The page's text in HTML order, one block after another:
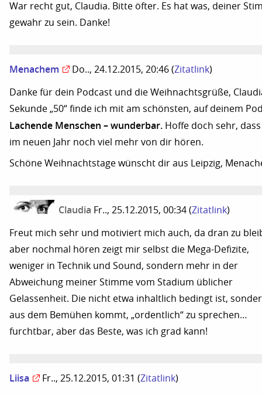
War recht gut, Claudia. Bitte öfter. Es hat was, deiner
gewahr zu sein. Danke!
Menachem Do.., 24.12.2015, 20:46 (Zitatlink)
Danke für dein Podcast und die Weihnachtsgrüße,
Sekunde „50“ finde ich mit am schönsten, auf deinem
Lachende Menschen – wunderbar. Hoffe doch sehr,
im neuen Jahr noch viel mehr von dir hören.
Schöne Weihnachtstage wünscht dir aus Leipzig,
Claudia Fr.., 25.12.2015, 00:34 (Zitatlink)
Freut mich sehr und motiviert mich auch, da dran zu
aber nochmal hören zeigt mir selbst die Mega-Defizite,
weniger in Technik und Sound, sondern mehr in der
Abweichung meiner Stimme vom Stadium üblicher
Gelassenheit. Die nicht etwa inhaltlich bedingt ist,
aus dem Bemühen kommt, „ordentlich“ zu sprechen…
furchtbar, aber das Beste, was ich grad kann!
Liisa Fr.., 25.12.2015, 01:31 (Zitatlink)